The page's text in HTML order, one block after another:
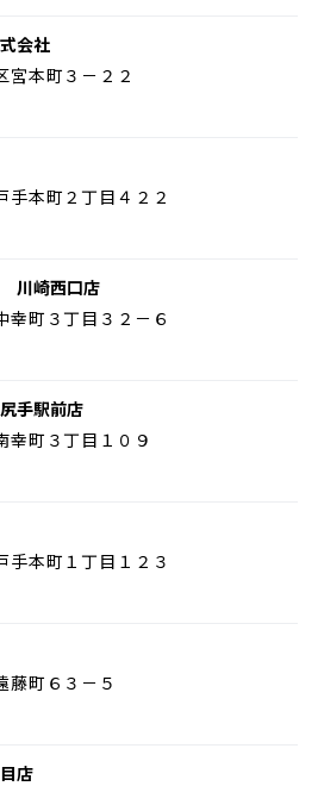
会社
本町３－２２
本町２丁目４２２
川崎西口店
町３丁目３２－６
手駅前店
町３丁目１０９
本町１丁目１２３
町６３－５
店